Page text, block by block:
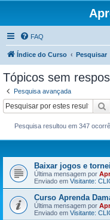
FAQ
Índice do Curso Pesquisar
Tópicos sem
Pesquisa avançada
Pesquisa resultou em 347
Baixar jogos e
Última mensagem por
Enviado em Visitante:
Curso Aprenda
Última mensagem por
Enviado em Visitante: